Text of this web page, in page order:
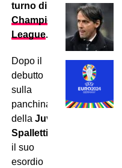
turno di
Champions
League.
Dopo il
debutto
sulla
panchina
della Juventus
Spalletti
il suo
esordio